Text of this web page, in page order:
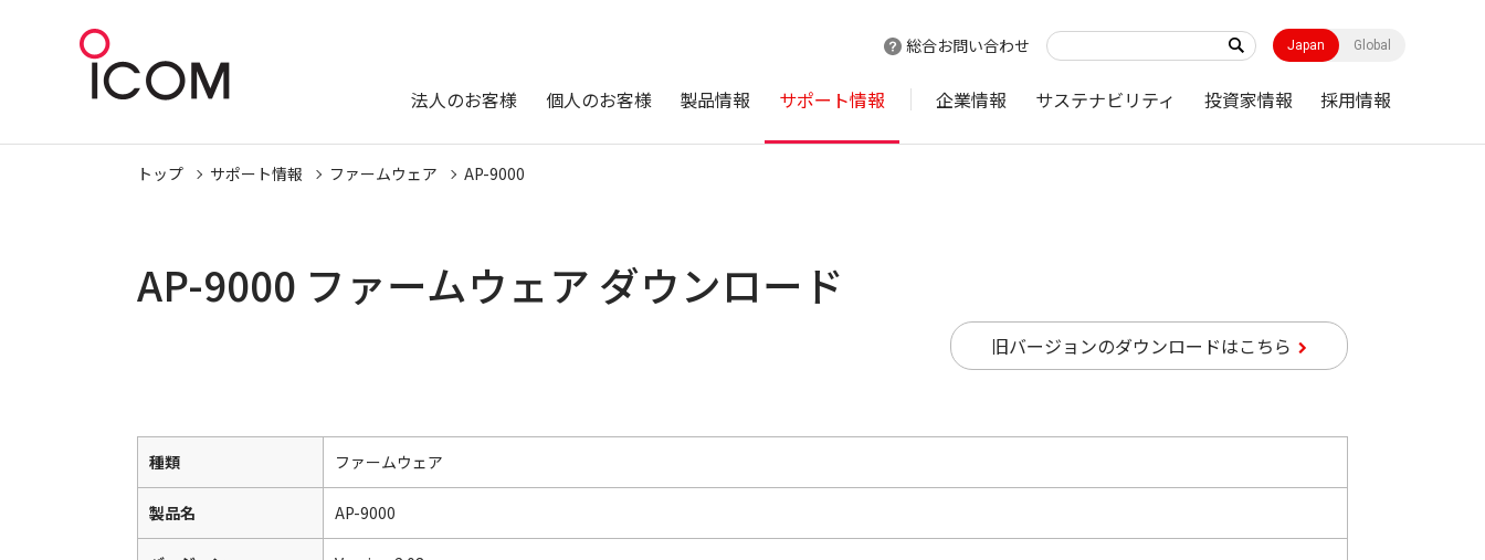
総合お問い合わせ Japan Global
法人のお客様 個人のお客様 製品情報 サポート情報 企業情報 サステナビリティ 投資家情報 採用情報
トップ サポート情報 ファームウェア AP-9000
AP-9000 ファームウェア ダウンロード
旧バージョンのダウンロードはこちら
種類 ファームウェア
製品名 AP-9000